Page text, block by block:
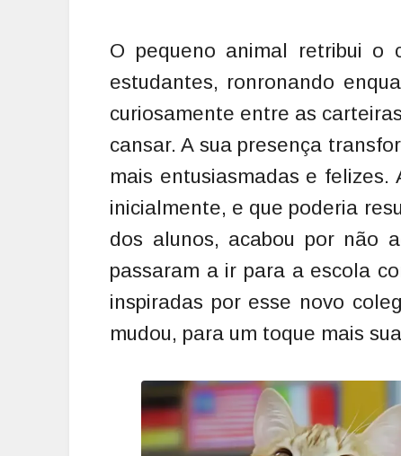
O pequeno animal retribui o
estudantes, ronronando
curiosamente entre as
cansar. A sua presença
mais entusiasmadas e
inicialmente, e que poderia
dos alunos, acabou por não
passaram a ir para a escola
inspiradas por esse novo
mudou, para um toque mais